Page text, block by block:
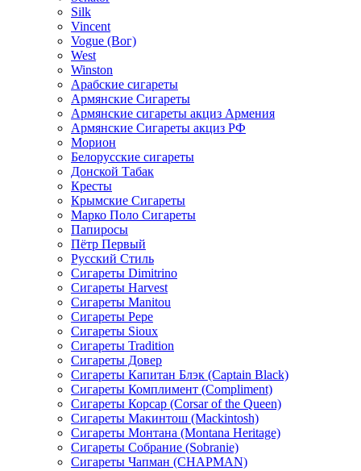
Silk
Vincent
Vogue (Вог)
West
Winston
Арабские сигареты
Армянские Сигареты
Армянские сигареты акциз Армения
Армянские Сигареты акциз РФ
Морион
Белорусские сигареты
Донской Табак
Кресты
Крымские Сигареты
Марко Поло Сигареты
Папиросы
Пётр Первый
Русский Стиль
Сигареты Dimitrino
Сигареты Harvest
Сигареты Manitou
Сигареты Pepe
Сигареты Sioux
Сигареты Tradition
Сигареты Довер
Сигареты Капитан Блэк (Captain Black)
Сигареты Комплимент (Compliment)
Сигареты Корсар (Corsar of the Queen)
Сигареты Макинтош (Mackintosh)
Сигареты Монтана (Montana Heritage)
Сигареты Собрание (Sobranie)
Сигареты Чапман (CHAPMAN)